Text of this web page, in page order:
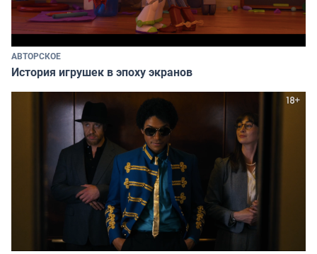
АВТОРСКОЕ
История игрушек в эпоху экранов